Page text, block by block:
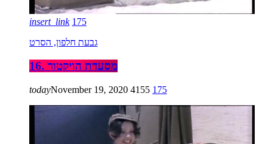
insert_link 175
גבעת חלפון, הסרט
16. מסעדת הויקטור
todayNovember 19, 2020 4155 175